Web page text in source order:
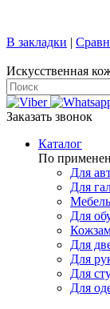
В закладки |
Искусственная
Заказать звонок
Каталог
По
Для
Для
Для
Для
Для
Для
Для